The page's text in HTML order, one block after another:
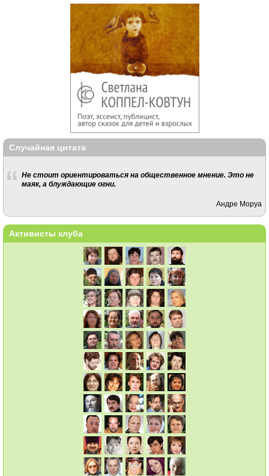
Случайная цитата
Не стоит ориентироваться на общественное мнение. Это не
маяк, а блуждающие огни.
Андре Моруа
Активисты клуба